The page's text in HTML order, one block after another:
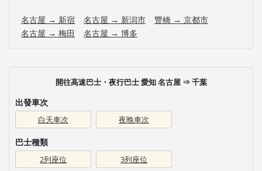
名古屋 → 新宿 名古屋 → 新潟市
豐橋 → 京都市
名古屋 → 梅田
名古屋 → 博多
開往高速巴士・夜行巴士 愛知 名古屋 ⇒ 千葉
出發車次
白天車次 夜晚車次
巴士種類
2列座位 3列座位